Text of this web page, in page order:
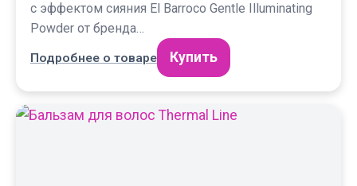
с эффектом сияния El Barroco Gentle Illuminating
Powder от бренда…
Подробнее о товаре Купить